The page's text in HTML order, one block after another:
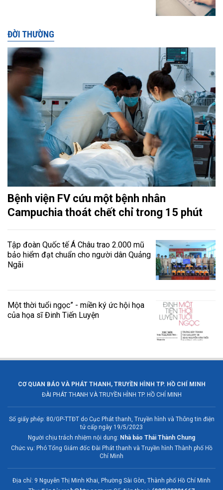
ĐỜI THƯỜNG
Bệnh viện FV cứu một bệnh nhân
Campuchia thoát chết chỉ trong 15 phút
Tập đoàn Quốc tế Á Châu trao 2.000 mũ
bảo hiểm đạt chuẩn cho người dân Quảng
Ngãi
Một thời tuổi ngọc” - miền ký ức hội họa
của họa sĩ Đinh Tiến Luyện
CƠ QUAN BÁO VÀ PHÁT THANH, TRUYỀN HÌNH TP. HỒ CHÍ MINH
ĐÀI PHÁT THANH VÀ TRUYỀN HÌNH TP. HỒ CHÍ MINH
Số giấy phép: 80/GP-TTĐT do Cục Phát thanh, Truyền hình và Thông tin điện
tử cấp ngày 19/5/2023
Người chịu trách nhiệm nội dung: Nhà báo Thái Thành Chung
Chức vụ: Phó Tổng Giám đốc Đài Phát thanh và Truyền hình Thành phố Hồ
Chí Minh
Địa chỉ: 9 Nguyễn Thị Minh Khai, Phường Sài Gòn, Thành phố Hồ Chí Minh